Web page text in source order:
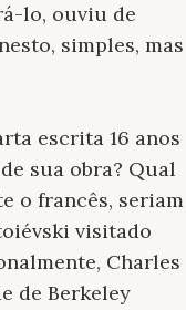
lo, ouviu de
simples, mas
escrita 16 anos
sua obra? Qual
o francês, seriam
visitado
Charles
de Berkeley